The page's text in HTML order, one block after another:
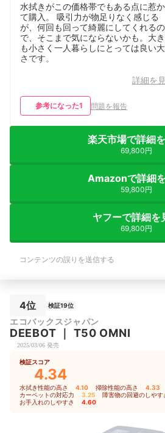
水拭きがこの価格帯でもある点に惹
て購入。 吸引力が物足りなく感じる
が、何回も回って綺麗にしてくれるの
で、そこまで気にならないかも。大き
も小さく一人暮らしにとっては良い
さです。
詳細を
参考になった1 問題を報告
楽天市場で詳細
69,800円
Amazonで詳細
59,800円
ヤフーで詳細を
69,800円
コンテンツの誤りを送信する
4位 検証19位
エコバックスジャパン
DEEBOT T50 OMNI
2025/03/06 発売
検証スコア
4.34
水拭き性能の高さ 4.10 掃除性能の高さ 4.33
カーペットの対応力 3.25 障害物の回避のしやす
お手入れのしやすさ 4.60